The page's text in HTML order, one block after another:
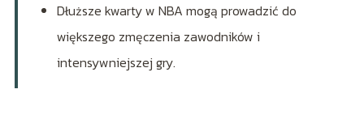
Dłuższe kwarty w NBA mogą prowadzić do
większego zmęczenia zawodników i
intensywniejszej gry.